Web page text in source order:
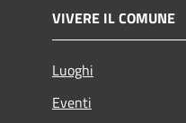
VIVERE IL COMUNE
Luoghi
Eventi